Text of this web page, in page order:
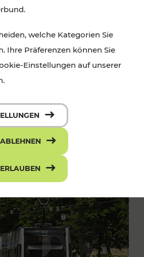
welche Kategorien Sie
Ihre Präferenzen können Sie
Einstellungen auf unserer